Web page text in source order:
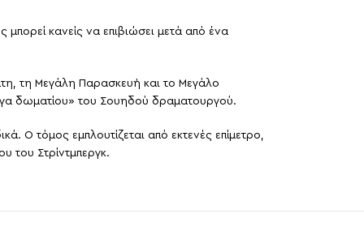
κανείς να επιβιώσει μετά από ένα
τη Μεγάλη Παρασκευή και το Μεγάλο
δωματίου» του Σουηδού δραματουργού.
Ο τόμος εμπλουτίζεται από εκτενές επίμετρο,
του Στρίντμπεργκ.